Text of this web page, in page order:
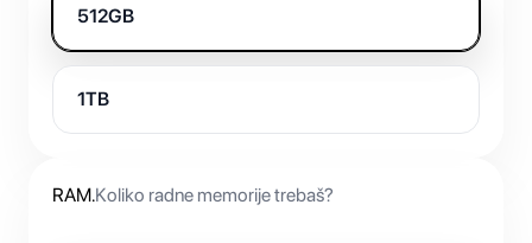
512GB
1TB
RAM.Koliko radne memorije trebaš?